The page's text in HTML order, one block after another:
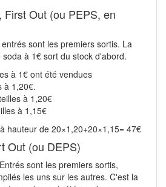
First Out (ou PEPS, en
sont les premiers sortis. La
à 1€ sort du stock d'abord.
à 1€ ont été vendues
à 1,20€.
à 1,20€
à 1,15€
hauteur de 20×1,20+20×1,15= 47€
Out (ou DEPS)
sont les premiers sortis,
les uns sur les autres. C'est la